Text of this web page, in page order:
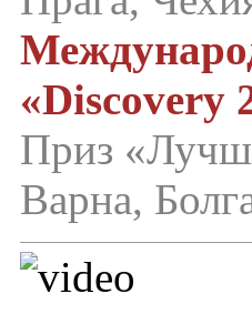
«Discovery
Приз
Варна,